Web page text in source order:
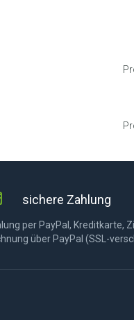
sichere Zahlung
per PayPal, Kreditkarte,
über PayPal (SSL-